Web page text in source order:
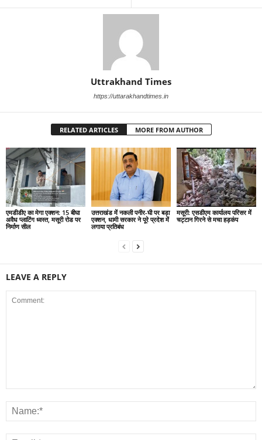
Uttrakhand Times
https://uttarakhandtimes.in
RELATED ARTICLES MORE FROM AUTHOR
एमडीडीए का मेगा एक्शन: 15 बीघा
अवैध प्लाटिंग ध्वस्त, मसूरी रोड पर
निर्माण सील
उत्तराखंड में नकली पनीर-घी पर बड़ा
एक्शन, धामी सरकार ने पूरे प्रदेश में
लगाया प्रतिबंध
मसूरी: एसडीएम कार्यालय परिसर में
चट्टान गिरने से मचा हड़कंप
LEAVE A REPLY